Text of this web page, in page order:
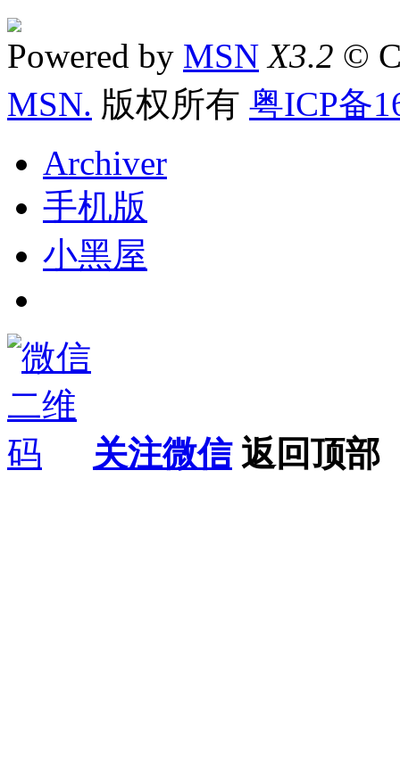
Powered by MSN X3.2 ©
MSN. 版权所有 粤ICP备
Archiver
手机版
小黑屋
关注微信 返回顶部